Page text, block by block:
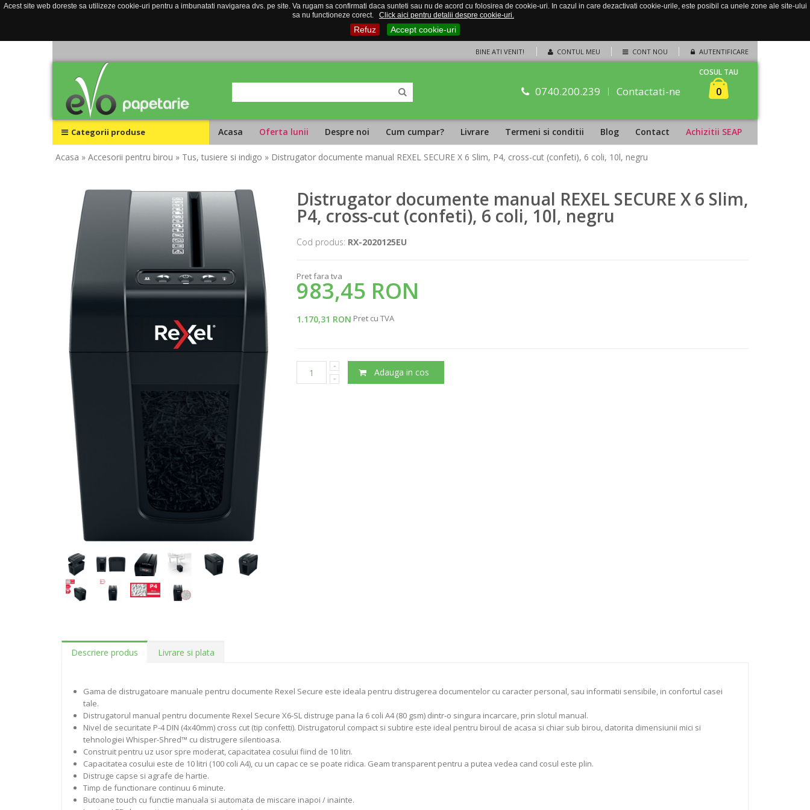
Acest site web doreste sa utilizeze cookie-uri pentru a imbunatati navigarea dvs. pe site. Va rugam sa confirmati daca sunteti sau nu de acord cu folosirea de cookie-uri. In cazul in care dezactivati cookie-urile, este posibil ca unele zone ale site-ului
sa nu functioneze corect.
Click aici pentru detalii despre cookie-uri.
Refuz Accept cookie-uri
CONTUL MEU CONT NOU AUTENTIFICARE
BINE ATI VENIT!
0740.200.239 Contactati-ne
COSUL TAU
0
Categorii produse Acasa Oferta lunii Despre noi Cum cumpar? Livrare Termeni si conditii Blog Contact Achizitii SEAP
Acasa » Accesorii pentru birou » Tus, tusiere si indigo » Distrugator documente manual REXEL SECURE X 6 Slim, P4, cross-cut (confeti), 6 coli, 10l, negru
Distrugator documente manual REXEL SECURE X 6 Slim,
P4, cross-cut (confeti), 6 coli, 10l, negru
Cod produs: RX-2020125EU
Pret fara tva
983,45 RON
1.170,31 RON Pret cu TVA
Adauga in cos
Descriere produs Livrare si plata
Gama de distrugatoare manuale pentru documente Rexel Secure este ideala pentru distrugerea documentelor cu caracter personal, sau informatii sensibile, in confortul casei
tale.
Distrugatorul manual pentru documente Rexel Secure X6-SL distruge pana la 6 coli A4 (80 gsm) dintr-o singura incarcare, prin slotul manual.
Nivel de securitate P-4 DIN (4x40mm) cross cut (tip confetti). Distrugatorul compact si subtire este ideal pentru biroul de acasa si chiar sub birou, datorita dimensiunii mici si
tehnologiei Whisper-Shred™ cu distrugere silentioasa.
Construit pentru uz usor spre moderat, capacitatea cosului fiind de 10 litri.
Capacitatea cosului este de 10 litri (100 coli A4), cu un capac ce se poate ridica. Geam transparent pentru a putea vedea cand cosul este plin.
Distruge capse si agrafe de hartie.
Timp de functionare continuu 6 minute.
Butoane touch cu functie manuala si automata de miscare inapoi / inainte.